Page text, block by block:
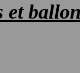
et